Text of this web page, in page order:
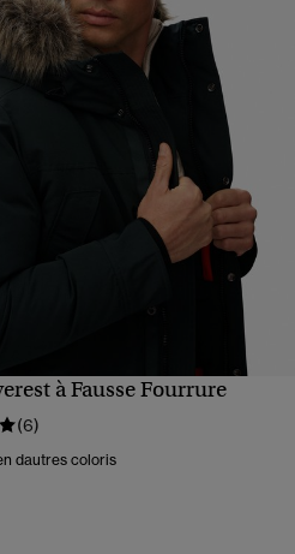
à Fausse Fourrure
(6)
dautres coloris